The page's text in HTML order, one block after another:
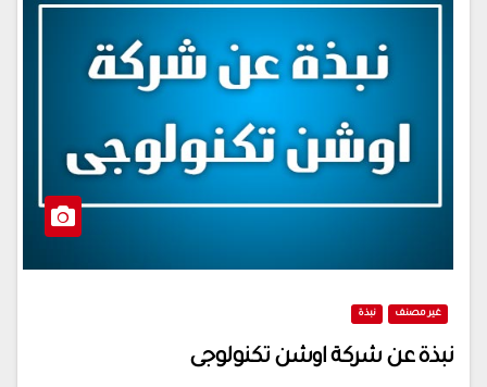
غير مصنف نبذة
نبذة عن شركة اوشن تكنولوجى